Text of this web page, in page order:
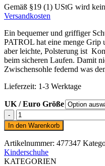
war:
60,00 €
ist:
Gemäß §19 (1) UStG wird
Versandkosten
Ein bequemer und griffiger
PATROL hat eine menge Grip
aber leichte, Polsterung ist
beim sicheren Laufen. Damit
Zwischensohle federnd was
Lieferzeit: 1-3 Werktage
UK / Euro Größe
Salomon
Patrol
Junior
schwarz
Menge
In den Warenkorb
Artikelnummer: 477347
Kinderschuhe
KATEGORIEN